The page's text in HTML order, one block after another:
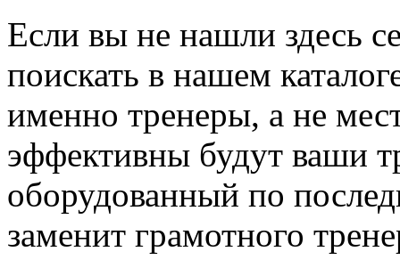
Если вы не нашли здесь
поискать в нашем
именно тренеры, а не
эффективны будут ваши
оборудованный по
заменит грамотного